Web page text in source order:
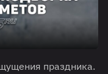
праздника.